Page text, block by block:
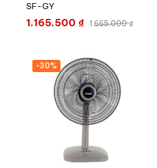
SF-GY
1.165.500 ₫ 1.665.000₫
-30%